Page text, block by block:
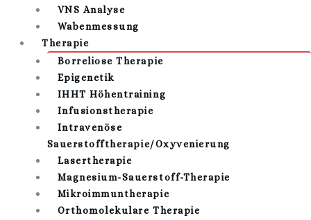
VNS Analyse
Wabenmessung
Therapie
Borreliose Therapie
Epigenetik
IHHT Höhentraining
Infusionstherapie
Intravenöse
Sauerstofftherapie/Oxyvenierung
Lasertherapie
Magnesium-Sauerstoff-Therapie
Mikroimmuntherapie
Orthomolekulare Therapie